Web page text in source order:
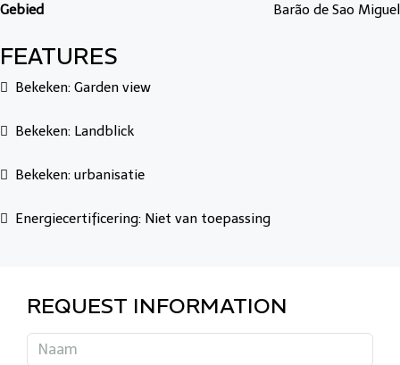
Gebied Barão de Sao Miguel
FEATURES
Bekeken: Garden view
Bekeken: Landblick
Bekeken: urbanisatie
Energiecertificering: Niet van toepassing
REQUEST INFORMATION